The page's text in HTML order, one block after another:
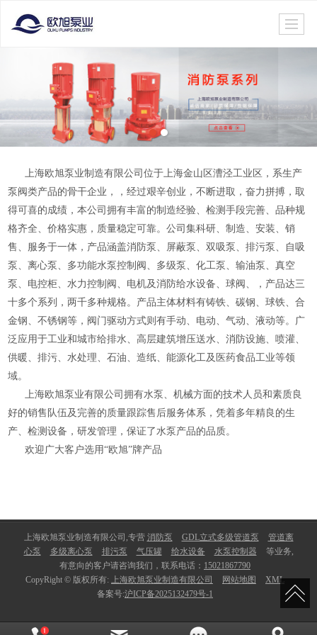
上海欧旭泵业制造有限公司位于上海金山区漕泾工业区，系生产
泵阀类产品的骨干企业，，经过艰辛创业，不断进取，奋力拼搏，取
得可喜的成绩，本公司拥有丰富的制造经验、检测手段完善、品种规
格齐全、价格实惠，质量稳定可靠。公司集科研、制造、安装、销
售、服务于一体，产品涵盖消防泵、屏蔽泵、双吸泵、排污泵、自吸
泵、离心泵、多功能水泵控制阀、多级泵、化工泵、输油泵、真空
泵、电控柜、水力控制阀、电机及消防给水设备、球阀、，产品达三
十多个系列，两千多种规格。产品主体材料有铸铁、碳钢、球铁、合
金钢、不锈钢等，阀门驱动方式则有手动、电动、气动、液动等。广
泛应用于工业和城市给排水、高层建筑增压送水、消防设施、喷灌、
供暖、排污、水处理、石油、造纸、能源化工及医药食品工业等领
域。
上海欧旭泵业有限公司拥有水泵、机械方面的技术人员和素质良
好的销售队伍及完善的质量跟踪售后服务体系，凭着多年精良的生
产、检测设备，研发管理，保证了水泵产品的品质。
欢迎广大客户选用“欧旭”牌产品
上海欧旭泵业制造有限公司,专营 消防泵 GDL立式多级管道泵
管道离
心泵
多级离心泵 排污泵 气压罐 给水设备 水泵控制器
等业务,
有意向的客户请咨询我们，联系电话： 15021867790
CopyRight © 版权所有: 上海欧旭泵业制造有限公司 网站地图
XML
备案号:沪ICP备2025132479号-1